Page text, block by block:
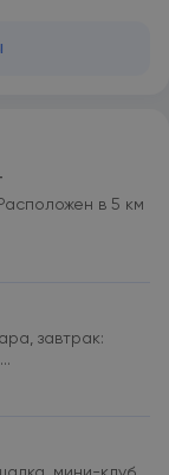
в 5 км
завтрак: